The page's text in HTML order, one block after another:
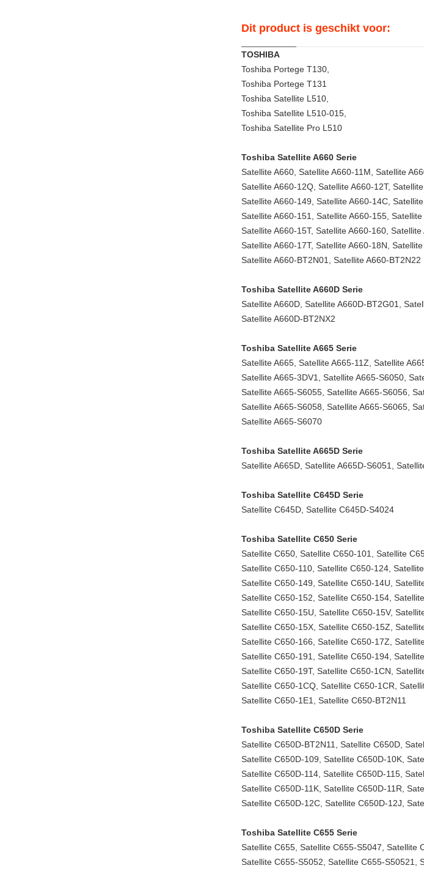
Dit product is geschikt voor:
TOSHIBA
Toshiba Portege T130,
Toshiba Portege T131
Toshiba Satellite L510,
Toshiba Satellite L510-015,
Toshiba Satellite Pro L510
Toshiba Satellite A660 Serie
Satellite A660, Satellite A660-11M, Satellite
Satellite A660-12Q, Satellite A660-12T, Satellite
Satellite A660-149, Satellite A660-14C, Satellite
Satellite A660-151, Satellite A660-155, Satellite
Satellite A660-15T, Satellite A660-160, Satellite
Satellite A660-17T, Satellite A660-18N, Satellite
Satellite A660-BT2N01, Satellite A660-BT2N22
Toshiba Satellite A660D Serie
Satellite A660D, Satellite A660D-BT2G01,
Satellite A660D-BT2NX2
Toshiba Satellite A665 Serie
Satellite A665, Satellite A665-11Z, Satellite
Satellite A665-3DV1, Satellite A665-S6050,
Satellite A665-S6055, Satellite A665-S6056,
Satellite A665-S6058, Satellite A665-S6065,
Satellite A665-S6070
Toshiba Satellite A665D Serie
Satellite A665D, Satellite A665D-S6051,
Toshiba Satellite C645D Serie
Satellite C645D, Satellite C645D-S4024
Toshiba Satellite C650 Serie
Satellite C650, Satellite C650-101, Satellite
Satellite C650-110, Satellite C650-124,
Satellite C650-149, Satellite C650-14U,
Satellite C650-152, Satellite C650-154,
Satellite C650-15U, Satellite C650-15V,
Satellite C650-15X, Satellite C650-15Z,
Satellite C650-166, Satellite C650-17Z,
Satellite C650-191, Satellite C650-194,
Satellite C650-19T, Satellite C650-1CN,
Satellite C650-1CQ, Satellite C650-1CR,
Satellite C650-1E1, Satellite C650-BT2N11
Toshiba Satellite C650D Serie
Satellite C650D-BT2N11, Satellite C650D,
Satellite C650D-109, Satellite C650D-10K,
Satellite C650D-114, Satellite C650D-115,
Satellite C650D-11K, Satellite C650D-11R,
Satellite C650D-12C, Satellite C650D-12J,
Toshiba Satellite C655 Serie
Satellite C655, Satellite C655-S5047, Satellite
Satellite C655-S5052, Satellite C655-S50521,